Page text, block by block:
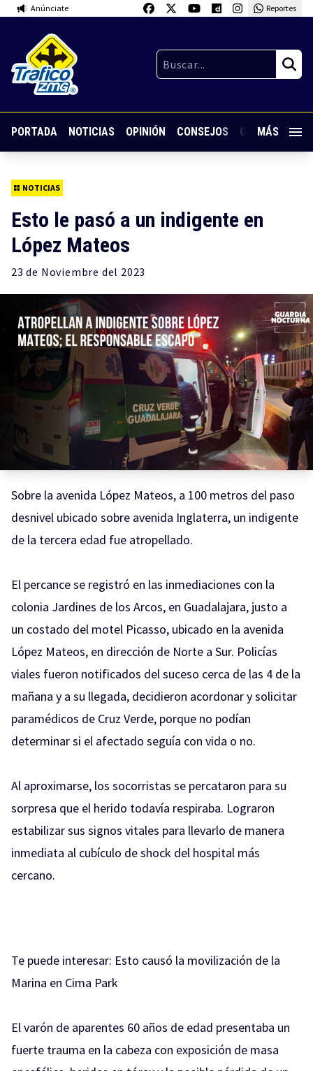
Anúnciate Reportes
PORTADA NOTICIAS OPINIÓN CONSEJOS GUARDIA
MÁS
NOTICIAS
Esto le pasó a un indigente en
López Mateos
23 de Noviembre del 2023
Sobre la avenida López Mateos, a 100 metros del paso
desnivel ubicado sobre avenida Inglaterra, un indigente
de la tercera edad fue atropellado.
El percance se registró en las inmediaciones con la
colonia Jardines de los Arcos, en Guadalajara, justo a
un costado del motel Picasso, ubicado en la avenida
López Mateos, en dirección de Norte a Sur. Policías
viales fueron notificados del suceso cerca de las 4 de la
mañana y a su llegada, decidieron acordonar y solicitar
paramédicos de Cruz Verde, porque no podían
determinar si el afectado seguía con vida o no.
Al aproximarse, los socorristas se percataron para su
sorpresa que el herido todavía respiraba. Lograron
estabilizar sus signos vitales para llevarlo de manera
inmediata al cubículo de shock del hospital más
cercano.
Te puede interesar: Esto causó la movilización de la
Marina en Cima Park
El varón de aparentes 60 años de edad presentaba un
fuerte trauma en la cabeza con exposición de masa